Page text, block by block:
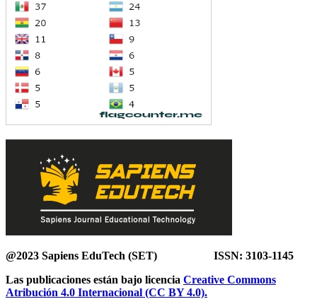
@2023 Sapiens EduTech (SET) ISSN: 3103-1145
Las publicaciones están bajo licencia Creative Commons
Atribución 4.0 Internacional (CC BY 4.0).